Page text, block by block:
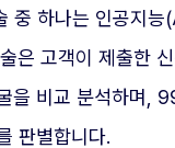
중 하나는 인공지능
은 고객이 제출한
을 비교 분석하며,
판별합니다.